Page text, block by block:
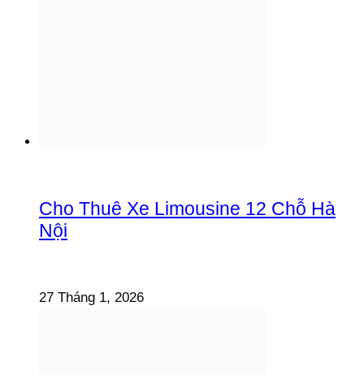
Cho Thuê Xe Limousine 12 Chỗ Hà
Nội
27 Tháng 1, 2026